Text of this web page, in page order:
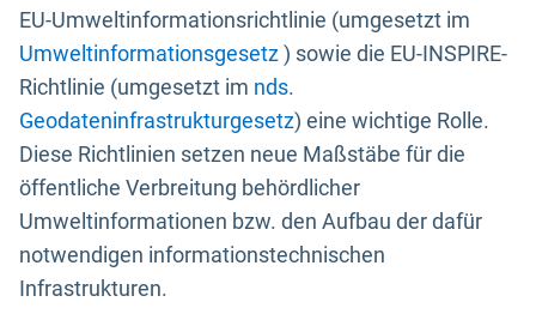
EU-Umweltinformationsrichtlinie (umgesetzt im
Umweltinformationsgesetz) sowie die EU-INSPIRE-
Richtlinie (umgesetzt im nds.
Geodateninfrastrukturgesetz) eine wichtige Rolle.
Diese Richtlinien setzen neue Maßstäbe für die
öffentliche Verbreitung behördlicher
Umweltinformationen bzw. den Aufbau der dafür
notwendigen informationstechnischen
Infrastrukturen.